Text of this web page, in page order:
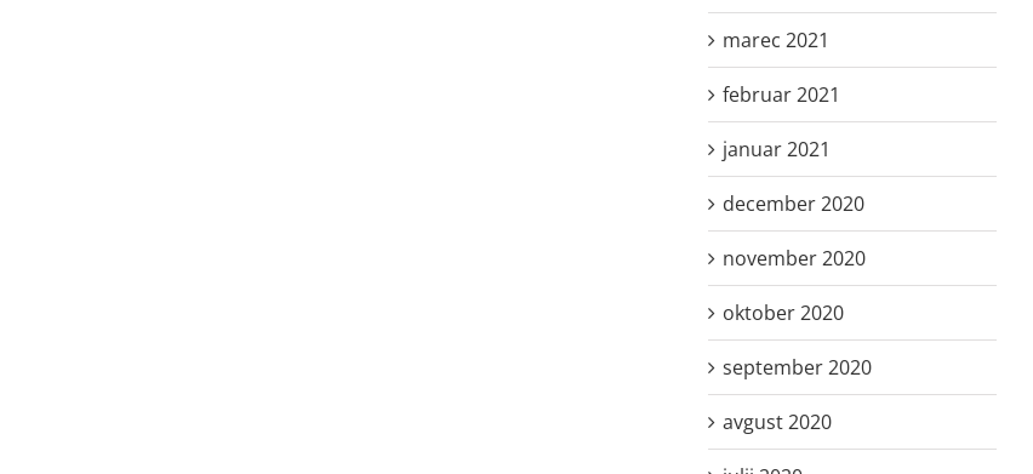
marec 2021
februar 2021
januar 2021
december 2020
november 2020
oktober 2020
september 2020
avgust 2020